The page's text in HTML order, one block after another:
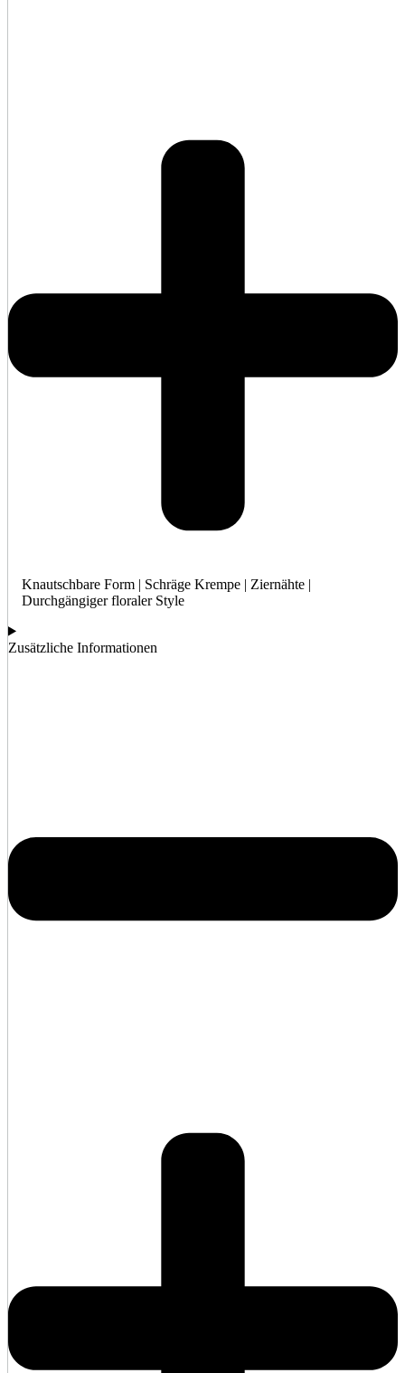
Knautschbare Form | Schräge Krempe | Ziernähte |
Durchgängiger floraler Style
Zusätzliche Informationen